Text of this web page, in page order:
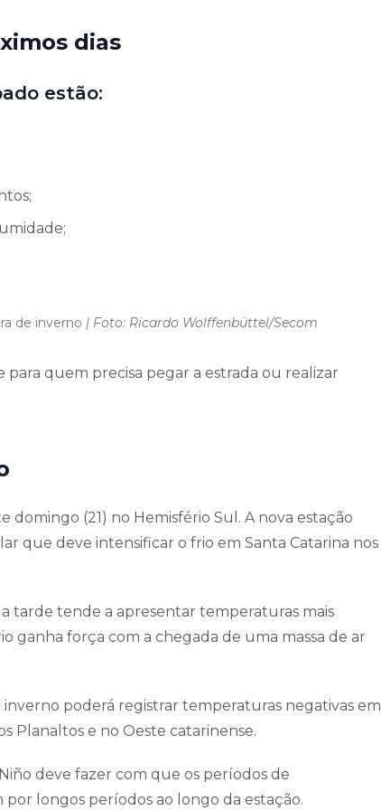
dias
estão:
de inverno | Foto: Ricardo Wolffenbüttel/Secom
quem precisa pegar a estrada ou realizar
(21) no Hemisfério Sul. A nova estação
que deve intensificar o frio em Santa Catarina nos
tarde tende a apresentar temperaturas mais
ganha força com a chegada de uma massa de ar
inverno poderá registrar temperaturas negativas em
Planaltos e no Oeste catarinense.
deve fazer com que os períodos de
longos períodos ao longo da estação.